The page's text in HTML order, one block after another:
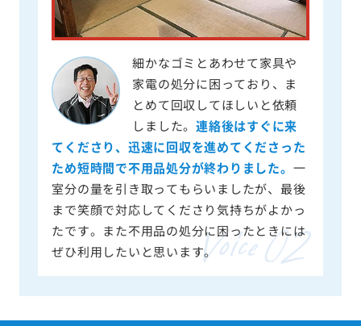
細かなゴミとあわせて家具や
家電の処分に困っており、ま
とめて回収してほしいと依頼
しました。連絡後はすぐに来
てくださり、迅速に回収を進めてくださった
ため短時間で不用品処分が終わりました。 一
室分の量を引き取ってもらいましたが、最後
まで笑顔で対応してくださり気持ちがよかっ
たです。また不用品の処分に困ったときには
ぜひ利用したいと思います。